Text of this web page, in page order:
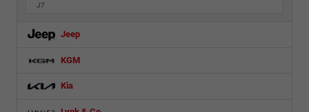
J7
Jeep
KGM
Kia